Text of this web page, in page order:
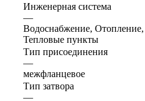
Инженерная система
—
Водоснабжение,
Тепловые пункты
Тип присоединения
—
межфланцевое
Тип затвора
—